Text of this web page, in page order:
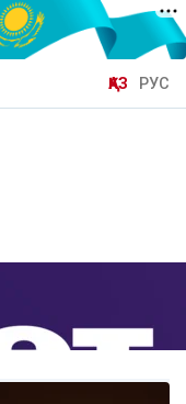
ҚАЗ РУС